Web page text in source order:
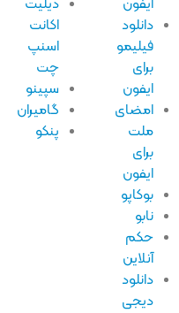
دانلود
فیلیمو
ایفون
امضای
ایفون
بوکاپو
نابو
حکم
آنلاین
دانلود
دیجی
اکانت
اسنپ
سپینو
گامیران
پنکو